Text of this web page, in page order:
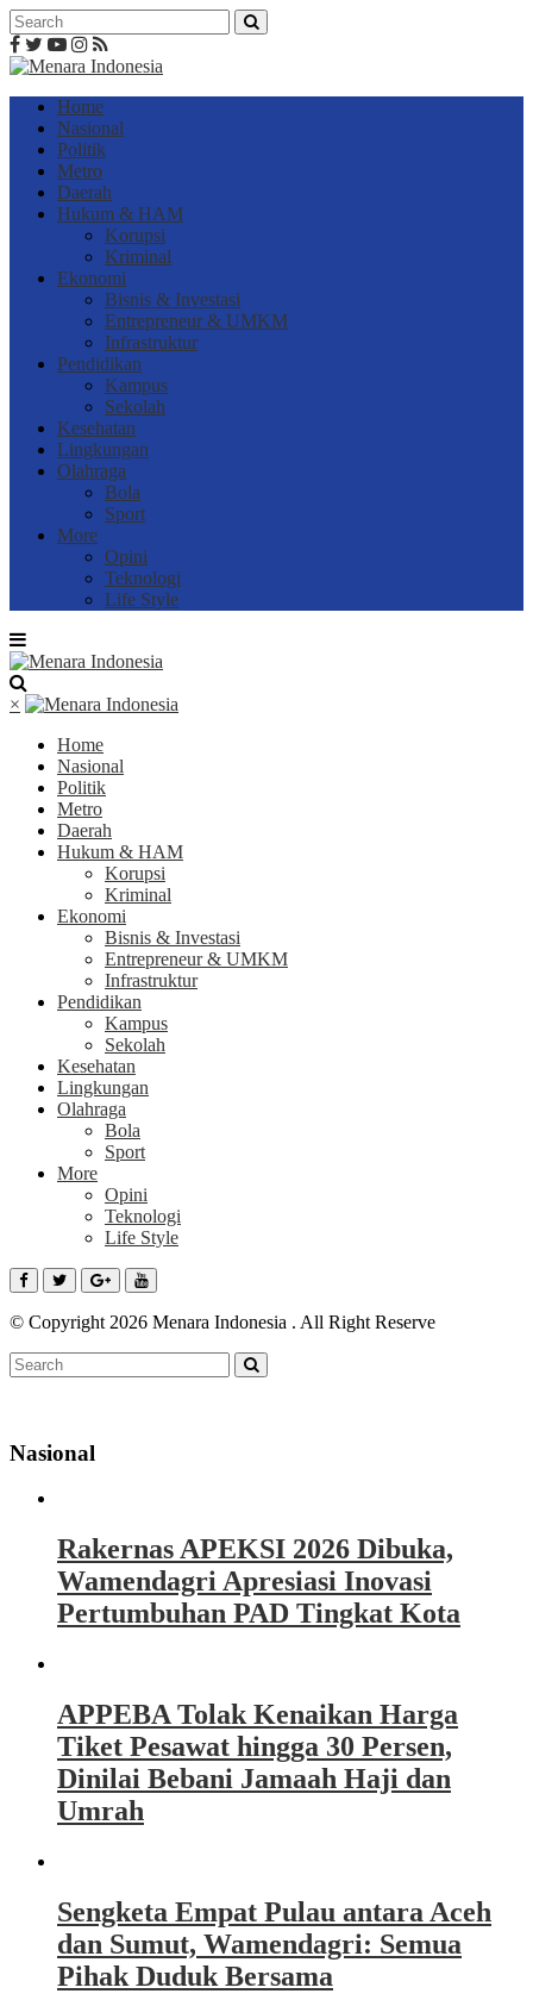
Home
Nasional
Politik
Metro
Daerah
Hukum & HAM
Korupsi
Kriminal
Ekonomi
Bisnis & Investasi
Entrepreneur & UMKM
Infrastruktur
Pendidikan
Kampus
Sekolah
Kesehatan
Lingkungan
Olahraga
Bola
Sport
More
Opini
Teknologi
Life Style
×
Home
Nasional
Politik
Metro
Daerah
Hukum & HAM
Korupsi
Kriminal
Ekonomi
Bisnis & Investasi
Entrepreneur & UMKM
Infrastruktur
Pendidikan
Kampus
Sekolah
Kesehatan
Lingkungan
Olahraga
Bola
Sport
More
Opini
Teknologi
Life Style
© Copyright 2026 Menara Indonesia . All Right Reserve
Nasional
Rakernas APEKSI 2026 Dibuka,
Wamendagri Apresiasi Inovasi
Pertumbuhan PAD Tingkat Kota
APPEBA Tolak Kenaikan Harga
Tiket Pesawat hingga 30 Persen,
Dinilai Bebani Jamaah Haji dan
Umrah
Sengketa Empat Pulau antara Aceh
dan Sumut, Wamendagri: Semua
Pihak Duduk Bersama